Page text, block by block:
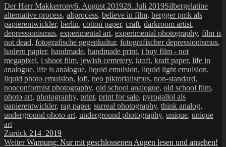
Autor
Der Herr MakkerronyVeröffentlicht
am
6. August 201928. Juli 2019Kategorien
Silbergelatine
alternative process, altprocess, believe in film, bergger pmk als
papierentwickler, berlin, cotton paper, craft, darkroom artist,
depressionismus, experimental art, experimental photography, film is
not dead, fotografische gegenkultur, fotografischer depressionismus,
hadern papier, handmade, handmade print, i buy film - not
megapixel, i shoot film, jewish cemetery, kraft, kraft paper, life in
analogue, life is analogue, liquid emulsion, liquid light emulsion,
liquid photo emulsion, lofi, neo piktorialismus, non-standard,
nonconformist photography, old school analogue, old school film,
photo art, photography, print, print for sale, pyrogallol als
papierentwickler, rag paper, surreal photography, think analog,
underground photo art, underground photography, unique, unique
art
Beitragsnavigation
Zurück Vorheriger
Beitrag:
214_2019
Weiter Nächster
Warnung: Nur mit geschlossenen Augen lesen und ansehen!